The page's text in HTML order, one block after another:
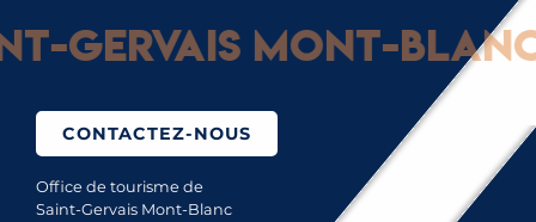
Mont-Blanc :
CONTACTEZ-NOUS
Office de tourisme de
Saint-Gervais Mont-Blanc